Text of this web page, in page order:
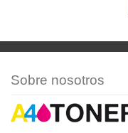
Sobre nosotros